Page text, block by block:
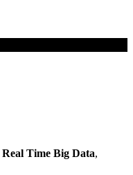
Real Time Big Data,